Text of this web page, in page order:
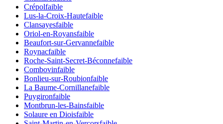
Crépolfaible
Lus-la-Croix-Hautefaible
Clansayesfaible
Oriol-en-Royansfaible
Beaufort-sur-Gervannefaible
Roynacfaible
Roche-Saint-Secret-Béconnefaible
Combovinfaible
Bonlieu-sur-Roubionfaible
La Baume-Cornillanefaible
Puygironfaible
Montbrun-les-Bainsfaible
Solaure en Dioisfaible